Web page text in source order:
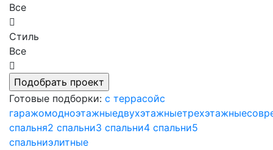
Все
Стиль
Все
Готовые подборки: с террасойс
гаражомодноэтажныедвухэтажныетрехэтажные
спальня2 спальни3 спальни4 спальни5
спальниэлитные